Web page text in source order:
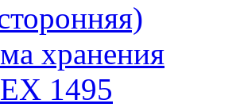
хранения
1495